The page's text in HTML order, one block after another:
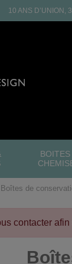
10 ANS D’UNION,
BOITES
Boîtes de
contacter